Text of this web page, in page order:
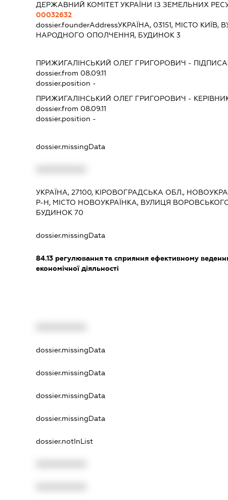
ДЕРЖАВНИЙ КОМІТЕТ УКРАЇНИ ІЗ ЗЕМЕЛЬНИХ
00032632
dossier.founderAddressУКРАЇНА, 03151, МІСТО КИЇВ,
НАРОДНОГО ОПОЛЧЕННЯ, БУДИНОК 3
ПРИЖИГАЛІНСЬКИЙ ОЛЕГ ГРИГОРОВИЧ -
dossier.from 08.09.11
dossier.position -
ПРИЖИГАЛІНСЬКИЙ ОЛЕГ ГРИГОРОВИЧ -
dossier.from 08.09.11
dossier.position -
dossier.missingData
УКРАЇНА, 27100, КІРОВОГРАДСЬКА ОБЛ.,
Р-Н, МІСТО НОВОУКРАЇНКА, ВУЛИЦЯ
БУДИНОК 70
dossier.missingData
84.13регулювання та сприяння ефективному
економічної діяльності
dossier.missingData
dossier.missingData
dossier.missingData
dossier.missingData
dossier.notInList